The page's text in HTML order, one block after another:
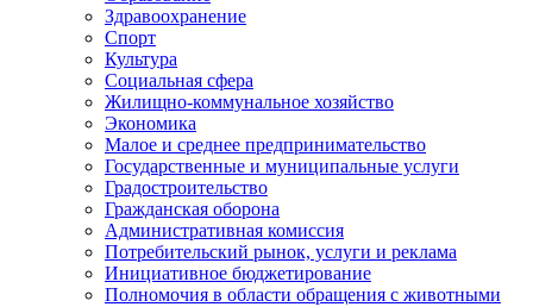
Здравоохранение
Спорт
Культура
Социальная сфера
Жилищно-коммунальное хозяйство
Экономика
Малое и среднее предпринимательство
Государственные и муниципальные услуги
Градостроительство
Гражданская оборона
Административная комиссия
Потребительский рынок, услуги и реклама
Инициативное бюджетирование
Полномочия в области обращения с животными